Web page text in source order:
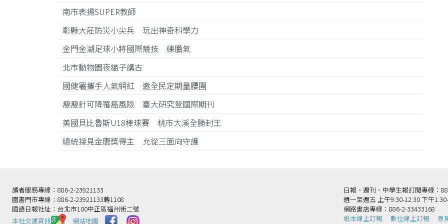
南市表揚SUPER教師
彰縣大莊防災小尖兵 玩出神奇科學力
金門金湖足球小將國際競技 練膽氣
北市動物園夜貓子講古
國健署攜手人氣網紅 邀全民定期量腰圍
瘦瘦針可降罹癌風險 臺大研究登國際期刊
美國貝比魯斯U18棒球賽 桃市大溪全勝封王
總統接見金唐獎得主 允從三面向守護
讀者服務專線：886-2-23921133
圖書門市專線：886-2-23921133轉1108
國語日報社址：台北市100中正區福州街二號
本社交通資訊️
網站地圖
日報、週刊、中學生報訂閱專線：
週一至週五 上午9:30-12:30 下午
網路書店專線：886-2-33433168
紙本線上訂報
數位線上訂報 意